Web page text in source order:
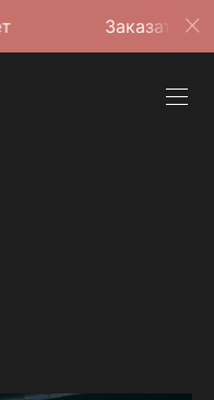
Заказать фотоотчёт